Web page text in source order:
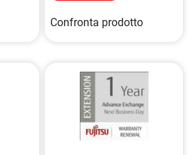
Confronta prodotto